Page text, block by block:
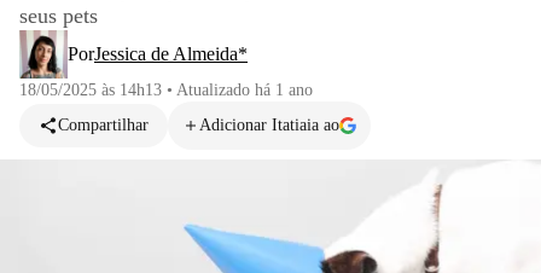
seus pets
PorJessica de Almeida*
18/05/2025 às 14h13 • Atualizado há 1 ano
Compartilhar
Adicionar Itatiaia ao